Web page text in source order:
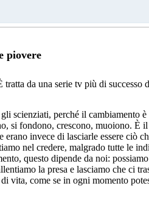
piovere
da una serie tv più di
scienziati, perché il cambiamento è
si fondono, crescono, muoiono. È
invece di lasciarle essere ciò
nel credere, malgrado tutte le
questo dipende da noi:
la presa e lasciamo che ci
vita, come se in ogni momento